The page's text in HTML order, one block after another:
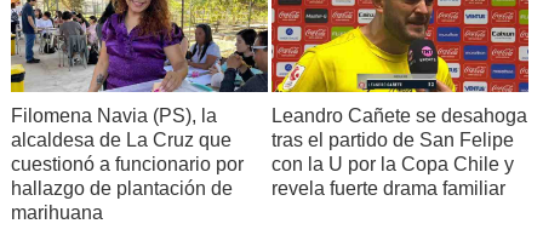
Filomena Navia (PS), la
alcaldesa de La Cruz que
cuestionó a funcionario por
hallazgo de plantación de
marihuana
Leandro Cañete se desahoga
tras el partido de San Felipe
con la U por la Copa Chile y
revela fuerte drama familiar